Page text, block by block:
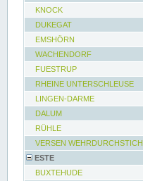
KNOCK
DUKEGAT
EMSHÖRN
WACHENDORF
FUESTRUP
RHEINE UNTERSCHLEUSE
LINGEN-DARME
DALUM
RÜHLE
VERSEN WEHRDURCHSTICH
ESTE
BUXTEHUDE